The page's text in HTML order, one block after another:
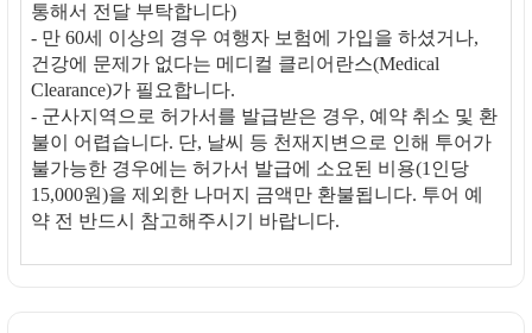
통해서 전달 부탁합니다)
- 만 60세 이상의 경우 여행자 보험에 가입을 하셨거나,
건강에 문제가 없다는 메디컬 클리어란스(Medical
Clearance)가 필요합니다.
- 군사지역으로 허가서를 발급받은 경우, 예약 취소 및 환
불이 어렵습니다. 단, 날씨 등 천재지변으로 인해 투어가
불가능한 경우에는 허가서 발급에 소요된 비용(1인당
15,000원)을 제외한 나머지 금액만 환불됩니다. 투어 예
약 전 반드시 참고해주시기 바랍니다.